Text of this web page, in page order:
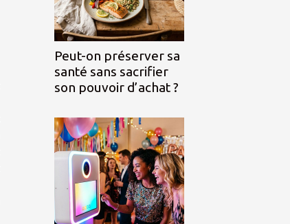
Peut-on préserver sa
santé sans sacrifier
son pouvoir d’achat ?